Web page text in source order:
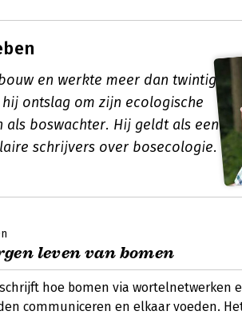
en werkte meer dan twintig
ontslag om zijn ecologische
boswachter. Hij geldt als een
schrijvers over bosecologie.
leven van bomen
hoe bomen via wortelnetwerken
communiceren en elkaar voeden.